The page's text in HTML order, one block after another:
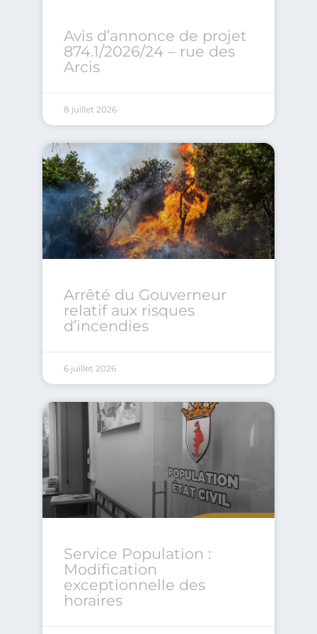
Avis d’annonce de projet
874.1/2026/24 – rue des
Arcis
8 juillet 2026
Arrêté du Gouverneur
relatif aux risques
d’incendies
6 juillet 2026
Service Population :
Modification
exceptionnelle des
horaires